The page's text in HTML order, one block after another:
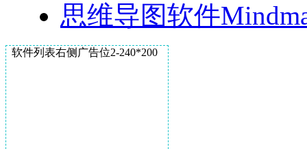
思维导图软件
软件列表右侧广告位2-240*200